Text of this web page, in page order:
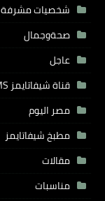
شخصيات مشرفة
صحةوجمال
عاجل
قناة شيفاتايمز TV / SHEFATAIMS
مصر اليوم
مطبخ شيفاتايمز
مقالات
مناسبات